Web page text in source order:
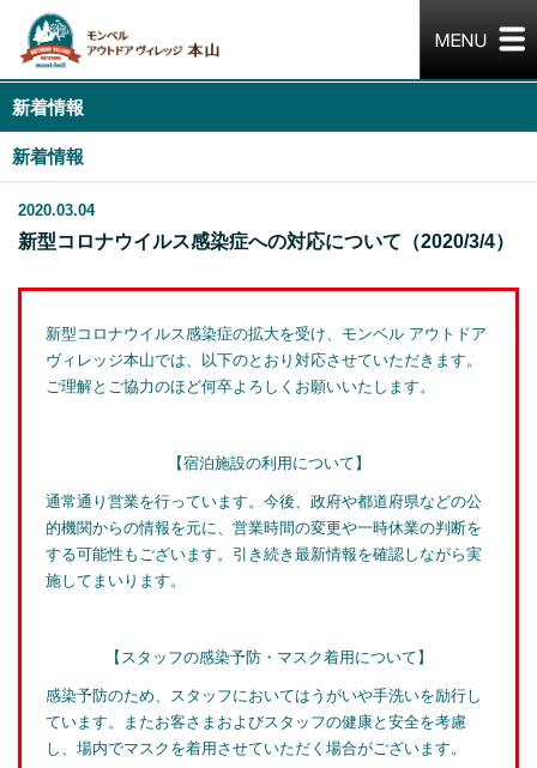
新着情報
新着情報
2020.03.04
新型コロナウイルス感染症への対応について（2020/3/4）
新型コロナウイルス感染症の拡大を受け、モンベル アウトドア
ヴィレッジ本山では、以下のとおり対応させていただきます。
ご理解とご協力のほど何卒よろしくお願いいたします。
【宿泊施設の利用について】
通常通り営業を行っています。今後、政府や都道府県などの公
的機関からの情報を元に、営業時間の変更や一時休業の判断を
する可能性もございます。引き続き最新情報を確認しながら実
施してまいります。
【スタッフの感染予防・マスク着用について】
感染予防のため、スタッフにおいてはうがいや手洗いを励行し
ています。またお客さまおよびスタッフの健康と安全を考慮
し、場内でマスクを着用させていただく場合がございます。